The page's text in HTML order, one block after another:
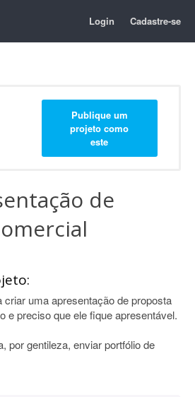
Login Cadastre-se
Publique um
projeto como
este
de
criar uma apresentação de proposta
e preciso que ele fique apresentável.
por gentileza, enviar portfólio de